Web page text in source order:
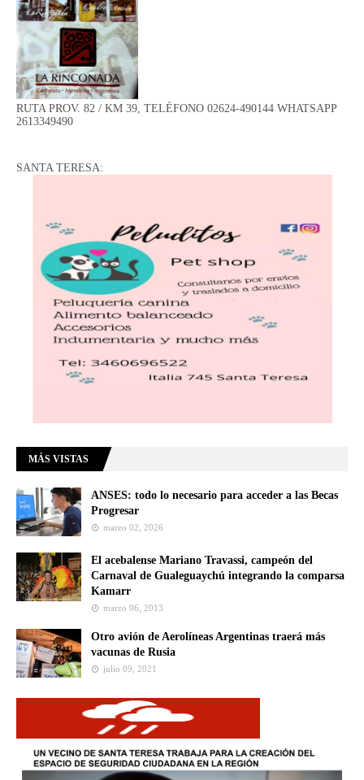
RUTA PROV. 82 / KM 39, TELÉFONO 02624-490144 WHATSAPP
2613349490
SANTA TERESA:
MÁS VISTAS
ANSES: todo lo necesario para acceder a las Becas
Progresar
marzo 02, 2026
El acebalense Mariano Travassi, campeón del
Carnaval de Gualeguaychú integrando la comparsa
Kamarr
marzo 06, 2013
Otro avión de Aerolíneas Argentinas traerá más
vacunas de Rusia
julio 09, 2021